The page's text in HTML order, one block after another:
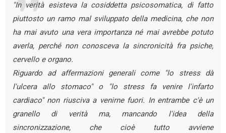
"In verità esisteva la cosiddetta psicosomatica, di fatto
piuttosto un ramo mal sviluppato della medicina, che non
ha mai avuto una vera importanza né mai avrebbe potuto
averla, perché non conosceva la sincronicità fra psiche,
cervello e organo.
Riguardo ad affermazioni generali come "lo stress dà
l'ulcera allo stomaco" o "lo stress fa venire l'infarto
cardiaco'' non riusciva a venirne fuori. In entrambe c'è un
granello di verità ma, mancando l'idea della
sincronizzazione, che cioè tutto avviene